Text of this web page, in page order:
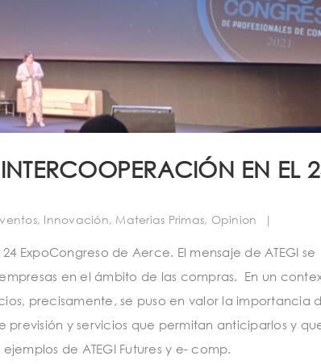
EN EL
, Innovación, Materias Primas, Opinion |
ExpoCongreso de Aerce. El mensaje de ATEGI se
en el ámbito de las compras. En un
precisamente, se puso en valor la importancia
y servicios que permitan anticiparlos y
de ATEGI Futures y e- comp.